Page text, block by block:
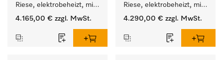
Riese, elektrobeheizt, mit
Ablaufpumpe und
Programmen.
Leistung 6 kg  in 49 min .
4.165,00 € zzgl. MwSt.
Riese, elektrobeheizt, mit
Ablaufpumpe und
Programmen.
Leistung 7 kg  in 49 min .
4.290,00 € zzgl. MwSt.